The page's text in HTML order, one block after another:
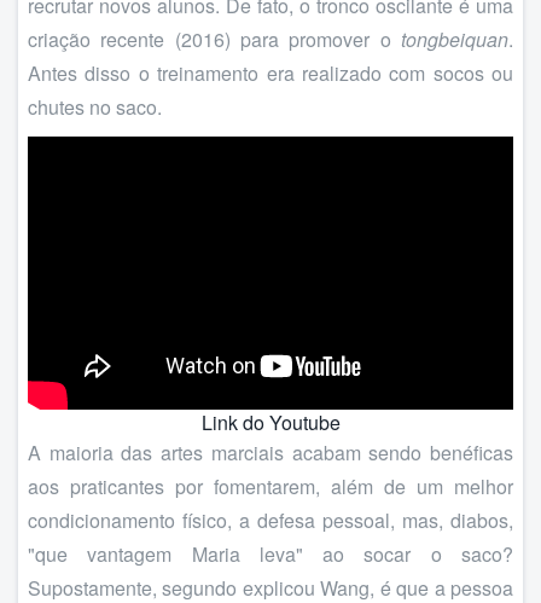
criação recente (2016) para promover o tongbeiquan.
Antes disso o treinamento era realizado com socos ou
chutes no saco.
Link do Youtube
A maioria das artes marciais acabam sendo benéficas
aos praticantes por fomentarem, além de um melhor
condicionamento físico, a defesa pessoal, mas, diabos,
"que vantagem Maria leva" ao socar o saco?
Supostamente, segundo explicou Wang, é que a pessoa